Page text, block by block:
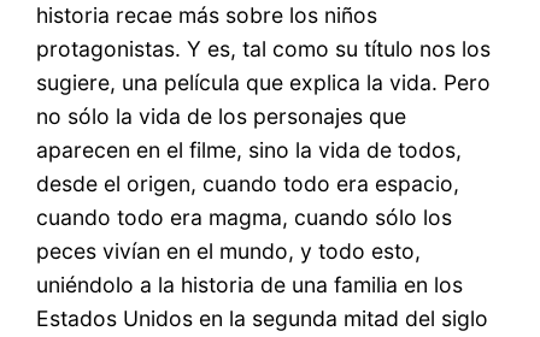
historia recae más sobre los niños
protagonistas. Y es, tal como su título nos los
sugiere, una película que explica la vida. Pero
no sólo la vida de los personajes que
aparecen en el filme, sino la vida de todos,
desde el origen, cuando todo era espacio,
cuando todo era magma, cuando sólo los
peces vivían en el mundo, y todo esto,
uniéndolo a la historia de una familia en los
Estados Unidos en la segunda mitad del siglo